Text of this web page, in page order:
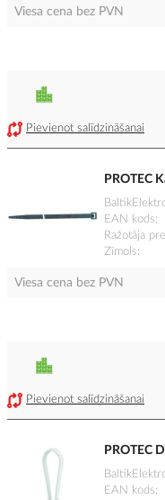
Viesa cena bez PVN
Pievienot salīdzināšanai
PROTEC
EAN kods
Ražotāja
Zīmols
Viesa cena bez PVN
Pievienot salīdzināšanai
PROTEC
EAN kods